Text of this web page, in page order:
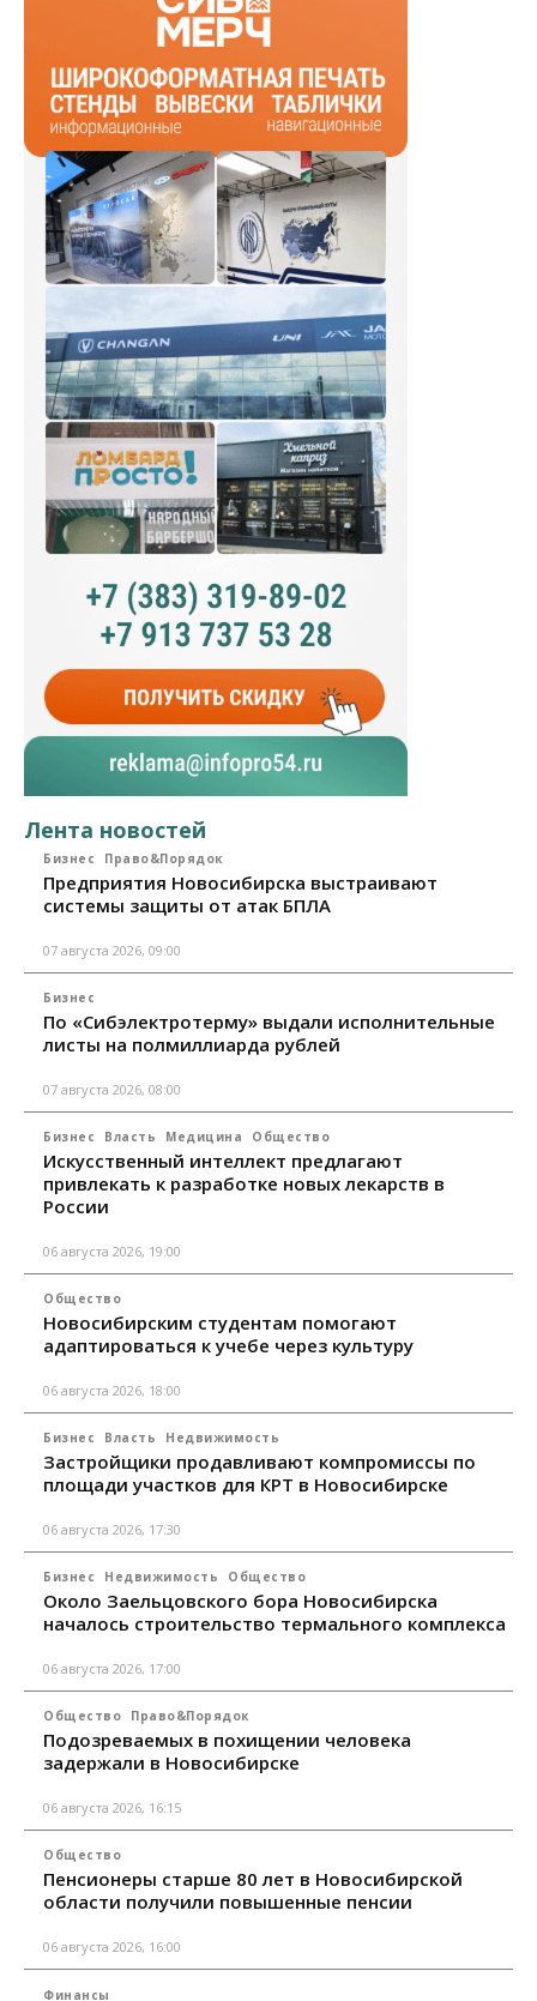
Лента новостей
Бизнес Право&Порядок
Предприятия Новосибирска выстраивают
системы защиты от атак БПЛА
07 августа 2026, 09:00
Бизнес
По «Сибэлектротерму» выдали исполнительные
листы на полмиллиарда рублей
07 августа 2026, 08:00
Бизнес Власть Медицина Общество
Искусственный интеллект предлагают
привлекать к разработке новых лекарств в
России
06 августа 2026, 19:00
Общество
Новосибирским студентам помогают
адаптироваться к учебе через культуру
06 августа 2026, 18:00
Бизнес Власть Недвижимость
Застройщики продавливают компромиссы по
площади участков для КРТ в Новосибирске
06 августа 2026, 17:30
Бизнес Недвижимость Общество
Около Заельцовского бора Новосибирска
началось строительство термального комплекса
06 августа 2026, 17:00
Общество Право&Порядок
Подозреваемых в похищении человека
задержали в Новосибирске
06 августа 2026, 16:15
Общество
Пенсионеры старше 80 лет в Новосибирской
области получили повышенные пенсии
06 августа 2026, 16:00
Финансы